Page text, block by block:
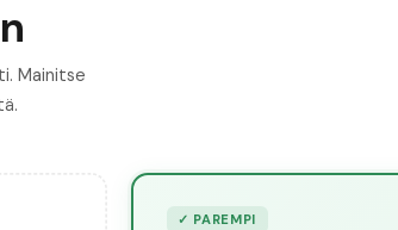
Mainitse
✓ PAREMPI